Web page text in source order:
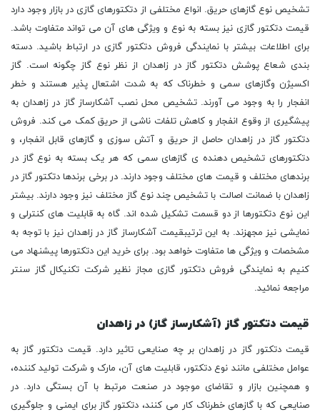
تشخیص نوع گازهای حریق. انواع مختلفی از دتکتورهای گازی در بازار وجود دارد
قیمت دتکتور گازی نیز بسته به نوع و ویژگی های آن می تواند متفاوت باشد.
برای اطلاعات بیشتر با نمایندگی فروش دتکتور گازی در ارتباط باشید. دسته
بندی شعاع پوشش دتکتور گاز در زاهدان از نظر نوع گاز چگونه است. گاز
اکسیژن وگازهای سمی و خطرناک که به شدت اشتعال پذیر هستند و خطر
انفجار را به وجود می آورند. تشخیص محل نصب آشکارساز گاز در زاهدان به
پیشگیری از وقوع انفجار و کاهش تلفات ناشی از حریق کمک می کند. فروش
دتکتور گاز در زاهدان حاصل از حریق و آتش سوزی و گازهای قابل انفجار، و
دتکتورهای تشخیص دهنده ی گازهای سمی که هر یک بسته به نوع گاز در
برندهای مختلف و قیمت های مختلف وجود دارند. در برخی برندها دتکتور گاز در
زاهدان با ضمانت اصالت با تشخیص چند نوع گاز مختلف نیز وجود دارند. بیشتر
این نوع دتکتورها از دو قسمت تشکیل شده اند. گاه به قابلیت های کنترلی و
نمایشی نیز مجهزند. به این ترتیبقیمت آشکارساز گاز در زاهدان نیز با توجه به
مشخصات و ویژگی ها متفاوت خواهد بود. برای خرید این دتکتورها پیشنهاد می
کنیم به نمایندگی فروش دتکتور گازی مجاز نظیر شرکت تکنیکال گاز سنتر
مراجعه نمائید.
قیمت دتکتور گاز (آشکارساز گاز) در زاهدان
قیمت دتکتور گاز در زاهدان بر چه صنایعی تاثیر دارد. قیمت دتکتور گاز به
عوامل مختلفی مانند نوع دتکتور، قابلیت های آن، مارک و شرکت تولید کننده،
و همچنین بازار و تقاضای موجود در صنعت مرتبط با آن بستگی دارد. در
صنایعی که با گازهای خطرناک کار می کنند، دتکتور گاز برای ایمنی و جلوگیری